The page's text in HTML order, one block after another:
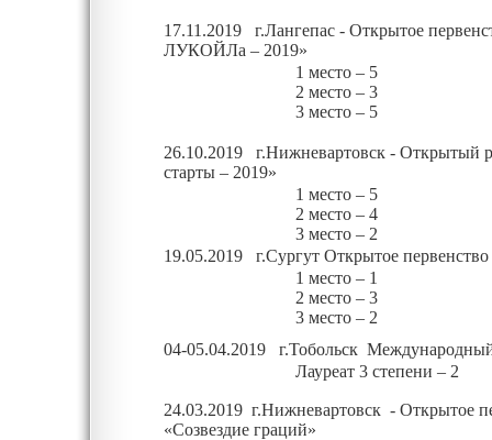
17.11.2019 г.Лангепас - Открытое
ЛУКОЙЛа – 2019»
1 место – 5
2 место – 3
3 место – 5
26.10.2019 г.Нижневартовск - Открытый
старты – 2019»
1 место – 5
2 место – 4
3 место – 2
19.05.2019 г.Сургут Открытое
1 место – 1
2 место – 3
3 место – 2
04-05.04.2019 г.Тобольск
Лауреат 3 степени – 2
24.03.2019 г.Нижневартовск - Открытое
«Созвездие граций»